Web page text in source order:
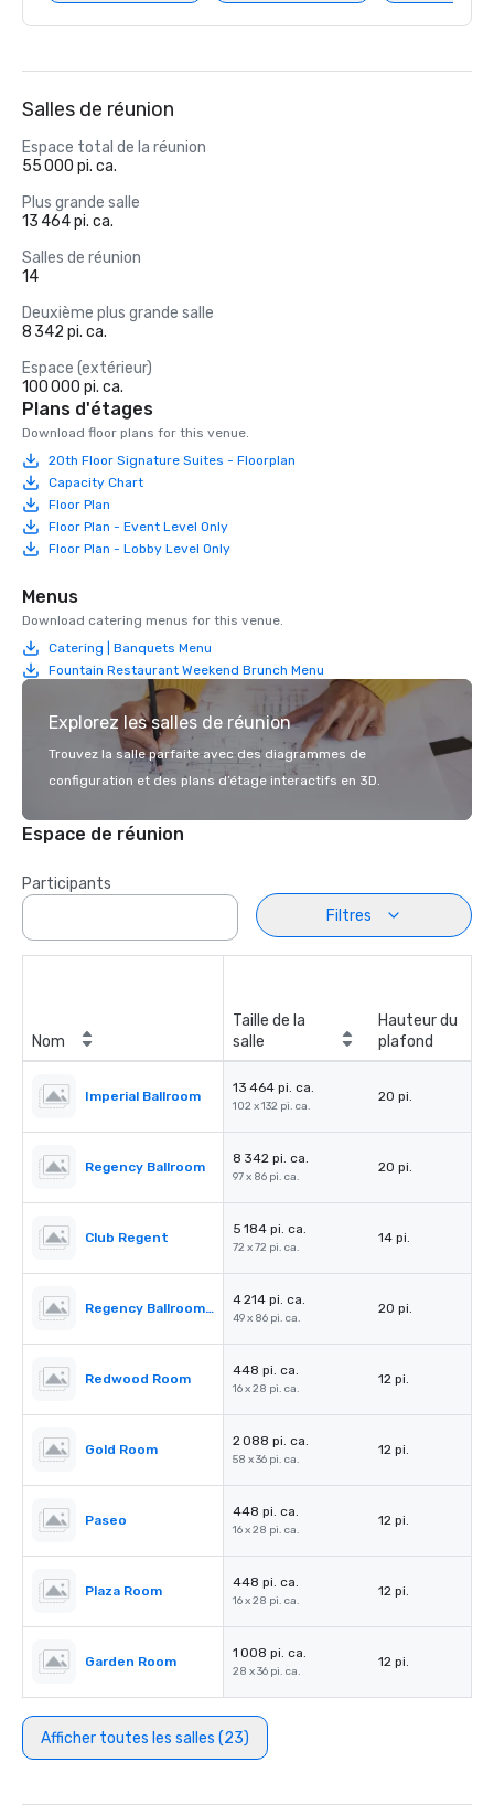
Salles de réunion
Espace total de la réunion
55 000 pi. ca.
Plus grande salle
13 464 pi. ca.
Salles de réunion
14
Deuxième plus grande salle
8 342 pi. ca.
Espace (extérieur)
100 000 pi. ca.
Plans d'étages
Download floor plans for this venue.
20th Floor Signature Suites - Floorplan
Capacity Chart
Floor Plan
Floor Plan - Event Level Only
Floor Plan - Lobby Level Only
Menus
Download catering menus for this venue.
Catering | Banquets Menu
Fountain Restaurant Weekend Brunch Menu
Explorez les salles de réunion
Trouvez la salle parfaite avec des diagrammes de
configuration et des plans d’étage interactifs en 3D.
Espace de réunion
Participants
Filtres
Nom
Taille de la
salle
Hauteur du
plafond
Imperial Ballroom
13 464 pi. ca.
102 x 132 pi. ca.
20 pi.
Regency Ballroom
8 342 pi. ca.
97 x 86 pi. ca.
20 pi.
Club Regent
5 184 pi. ca.
72 x 72 pi. ca.
14 pi.
Regency Ballroom II
4 214 pi. ca.
49 x 86 pi. ca.
20 pi.
Redwood Room
448 pi. ca.
16 x 28 pi. ca.
12 pi.
Gold Room
2 088 pi. ca.
58 x 36 pi. ca.
12 pi.
Paseo
448 pi. ca.
16 x 28 pi. ca.
12 pi.
Plaza Room
448 pi. ca.
16 x 28 pi. ca.
12 pi.
Garden Room
1 008 pi. ca.
28 x 36 pi. ca.
12 pi.
Afficher toutes les salles (23)